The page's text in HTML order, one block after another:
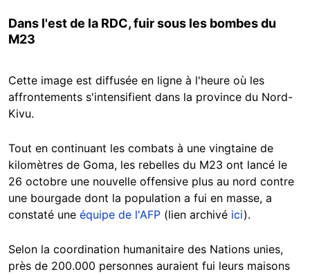
Dans l'est de la RDC, fuir sous les bombes du
M23
Cette image est diffusée en ligne à l'heure où les
affrontements s'intensifient dans la province du Nord-
Kivu.
Tout en continuant les combats à une vingtaine de
kilomètres de Goma, les rebelles du M23 ont lancé le
26 octobre une nouvelle offensive plus au nord contre
une bourgade dont la population a fui en masse, a
constaté une équipe de l'AFP (lien archivé ici).
Selon la coordination humanitaire des Nations unies,
près de 200.000 personnes auraient fui leurs maisons